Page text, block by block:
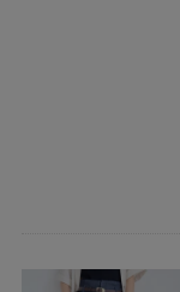
▶︎Instagramでは
是非チェック&
LINEで天神地下